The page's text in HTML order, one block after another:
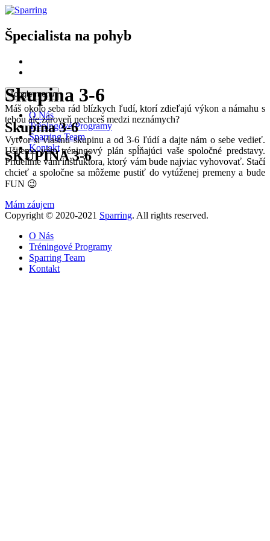
Špecialista na pohyb
Toggle menu
O Nás
Tréningové Programy
Sparring Team
Kontakt
Skupina 3-6
Skupina 3-6
SKUPINA 3-6
Máš okolo seba rád blízkych ľudí, ktorí zdieľajú výkon a námahu s
tebou ale zároveň nechceš medzi neznámych?
Vytvor si vlastnú skupinu a od 3-6 ľúdí a dajte nám o sebe vedieť.
Ušijeme vám tréningový plán spĺňajúci vaše spoločné predstavy.
Pridelíme vám inštruktora, ktorý vám bude najviac vyhovovať. Stačí
chcieť a spoločne sa môžeme pustiť do vytúženej premeny a bude
FUN 😉
Mám záujem
Copyright © 2020-2021 Sparring. All rights reserved.
O Nás
Tréningové Programy
Sparring Team
Kontakt